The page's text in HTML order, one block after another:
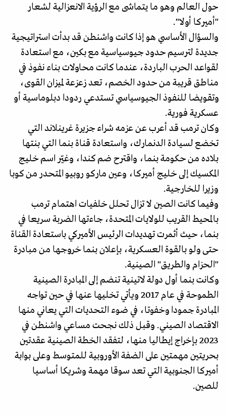
حول العالم وهو ما يتماشى مع الرؤية الانعزالية لشعار
"أميركا أولا".
والسؤال الأساسي هو إذا كانت واشنطن قد بدأت استراتيجية
جديدة لترسيم حدود جيوسياسية مع بكين، مع استعادة
لقواعد الحرب الباردة، عندما كانت محاولات بناء نفوذ في
مناطق قريبة من حدود الخصم، تعد زعزعة لميزان القوى،
وتقويضا للنفوذ الجيوسياسي تستدعي ردودا دبلوماسية أو
عسكرية فورية.
وكان ترمب قد أعرب عن عزمه شراء جزيرة غرينلاند التي
تخضع لسيادة الدنمارك، واستعادة قناة بنما التي بنتها
بلاده من حكومة بنما، واقترح ضم كندا، وغيّر اسم خليج
المكسيك إلى خليج أميركا، وعين ماركو روبيو المتحدر من كوبا
وزيرا للخارجية.
وفيما كانت الصين لا تزال تحلل خلفيات اهتمام ترمب
بالمحيط القريب للولايات المتحدة، جاءتها الضربة سريعا في
بنما، حيث أثمرت تهديدات الرئيس الأميركي باستعادة القناة
حتى ولو بالقوة العسكرية، بإعلان بنما خروجها من مبادرة
"الحزام والطريق" الصينية.
وكانت بنما أول دولة لاتينية تنضم إلى المبادرة الصينية
الطموحة في عام 2017 ويأتي تخليها عنها في حين تواجه
المبادرة جمودا وخفوتا، في ضوء التحديات التي يعاني منها
الاقتصاد الصيني. وقبل ذلك نجحت مساعي واشنطن في
2023 بإخراج إيطاليا منها، لتفقد الخطة الصينية عقدتين
بحريتين مهمتين على الضفة الأوروبية للمتوسط وعلى بوابة
أميركا الجنوبية التي تعد سوقا مهمة وشريكا أساسيا
للصين.